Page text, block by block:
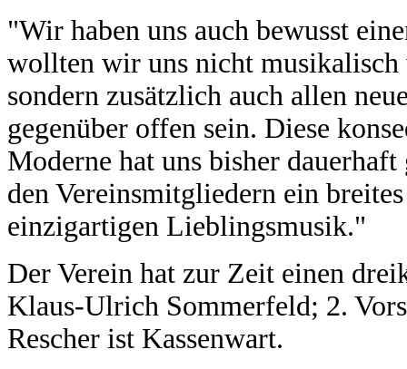
"Wir haben uns auch bewusst
wollten wir uns nicht musikalisch
sondern zusätzlich auch allen
gegenüber offen sein. Diese
Moderne hat uns bisher
den Vereinsmitgliedern ein
einzigartigen Lieblingsmusik."
Der Verein hat zur Zeit einen
Klaus-Ulrich Sommerfeld; 2.
Rescher ist Kassenwart.